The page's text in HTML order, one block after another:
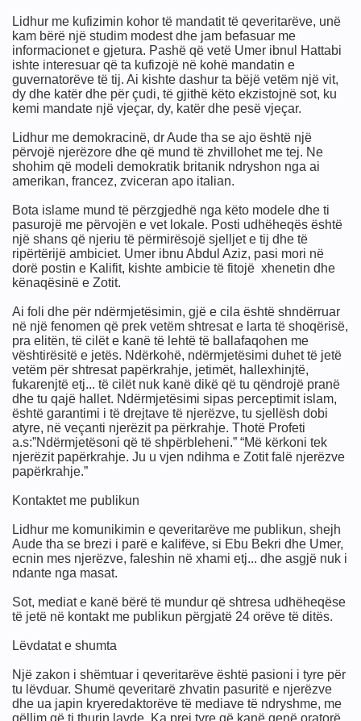
Lidhur me kufizimin kohor të mandatit të qeveritarëve, unë
kam bërë një studim modest dhe jam befasuar me
informacionet e gjetura. Pashë që vetë Umer ibnul Hattabi
ishte interesuar që ta kufizojë në kohë mandatin e
guvernatorëve të tij. Ai kishte dashur ta bëjë vetëm një vit,
dy dhe katër dhe për çudi, të gjithë këto ekzistojnë sot, ku
kemi mandate një vjeçar, dy, katër dhe pesë vjeçar.
Lidhur me demokracinë, dr Aude tha se ajo është një
përvojë njerëzore dhe që mund të zhvillohet me tej. Ne
shohim që modeli demokratik britanik ndryshon nga ai
amerikan, francez, zviceran apo italian.
Bota islame mund të përzgjedhë nga këto modele dhe ti
pasurojë me përvojën e vet lokale. Posti udhëheqës është
një shans që njeriu të përmirësojë sjelljet e tij dhe të
ripërtërijë ambiciet. Umer ibnu Abdul Aziz, pasi mori në
dorë postin e Kalifit, kishte ambicie të fitojë xhenetin dhe
kënaqësinë e Zotit.
Ai foli dhe për ndërmjetësimin, gjë e cila është shndërruar
në një fenomen që prek vetëm shtresat e larta të shoqërisë,
pra elitën, të cilët e kanë të lehtë të ballafaqohen me
vështirësitë e jetës. Ndërkohë, ndërmjetësimi duhet të jetë
vetëm për shtresat papërkrahje, jetimët, hallexhinjtë,
fukarenjtë etj... të cilët nuk kanë dikë që tu qëndrojë pranë
dhe tu qajë hallet. Ndërmjetësimi sipas perceptimit islam,
është garantimi i të drejtave të njerëzve, tu sjellësh dobi
atyre, në veçanti njerëzit pa përkrahje. Thotë Profeti
a.s:”Ndërmjetësoni që të shpërbleheni.” “Më kërkoni tek
njerëzit papërkrahje. Ju u vjen ndihma e Zotit falë njerëzve
papërkrahje.”
Kontaktet me publikun
Lidhur me komunikimin e qeveritarëve me publikun, shejh
Aude tha se brezi i parë e kalifëve, si Ebu Bekri dhe Umer,
ecnin mes njerëzve, faleshin në xhami etj... dhe asgjë nuk i
ndante nga masat.
Sot, mediat e kanë bërë të mundur që shtresa udhëheqëse
të jetë në kontakt me publikun përgjatë 24 orëve të ditës.
Lëvdatat e shumta
Një zakon i shëmtuar i qeveritarëve është pasioni i tyre për
tu lëvduar. Shumë qeveritarë zhvatin pasuritë e njerëzve
dhe ua japin kryeredaktorëve të mediave të ndryshme, me
qëllim që ti thurin lavde. Ka prej tyre që kanë qenë oratorë